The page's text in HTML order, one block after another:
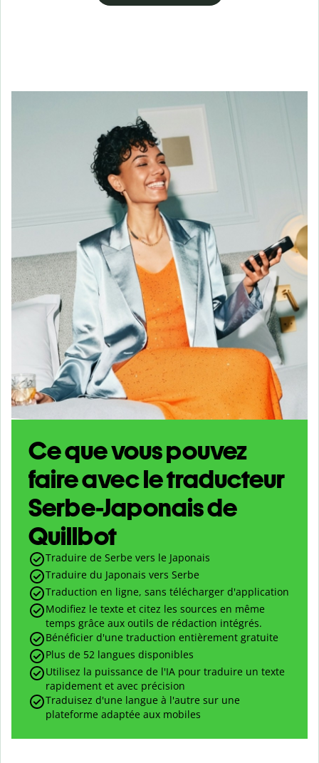
Ce que vous pouvez
faire avec le traducteur
Serbe-Japonais de
Quillbot
Traduire de Serbe vers le Japonais
Traduire du Japonais vers Serbe
Traduction en ligne, sans télécharger d'application
Modifiez le texte et citez les sources en même
temps grâce aux outils de rédaction intégrés.
Bénéficier d'une traduction entièrement gratuite
Plus de 52 langues disponibles
Utilisez la puissance de l'IA pour traduire un texte
rapidement et avec précision
Traduisez d'une langue à l'autre sur une
plateforme adaptée aux mobiles